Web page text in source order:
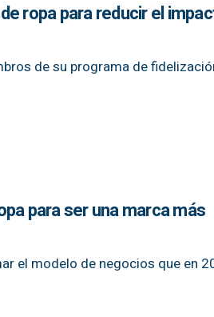
ropa para reducir el
de su programa de
para ser una marca más
el modelo de negocios que en